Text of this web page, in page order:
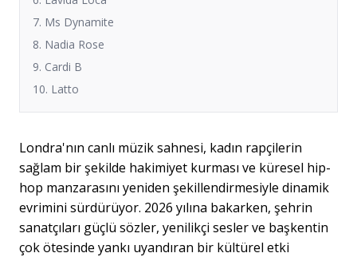
7. Ms Dynamite
8. Nadia Rose
9. Cardi B
10. Latto
Londra'nın canlı müzik sahnesi, kadın rapçilerin
sağlam bir şekilde hakimiyet kurması ve küresel hip-
hop manzarasını yeniden şekillendirmesiyle dinamik
evrimini sürdürüyor. 2026 yılına bakarken, şehrin
sanatçıları güçlü sözler, yenilikçi sesler ve başkentin
çok ötesinde yankı uyandıran bir kültürel etki